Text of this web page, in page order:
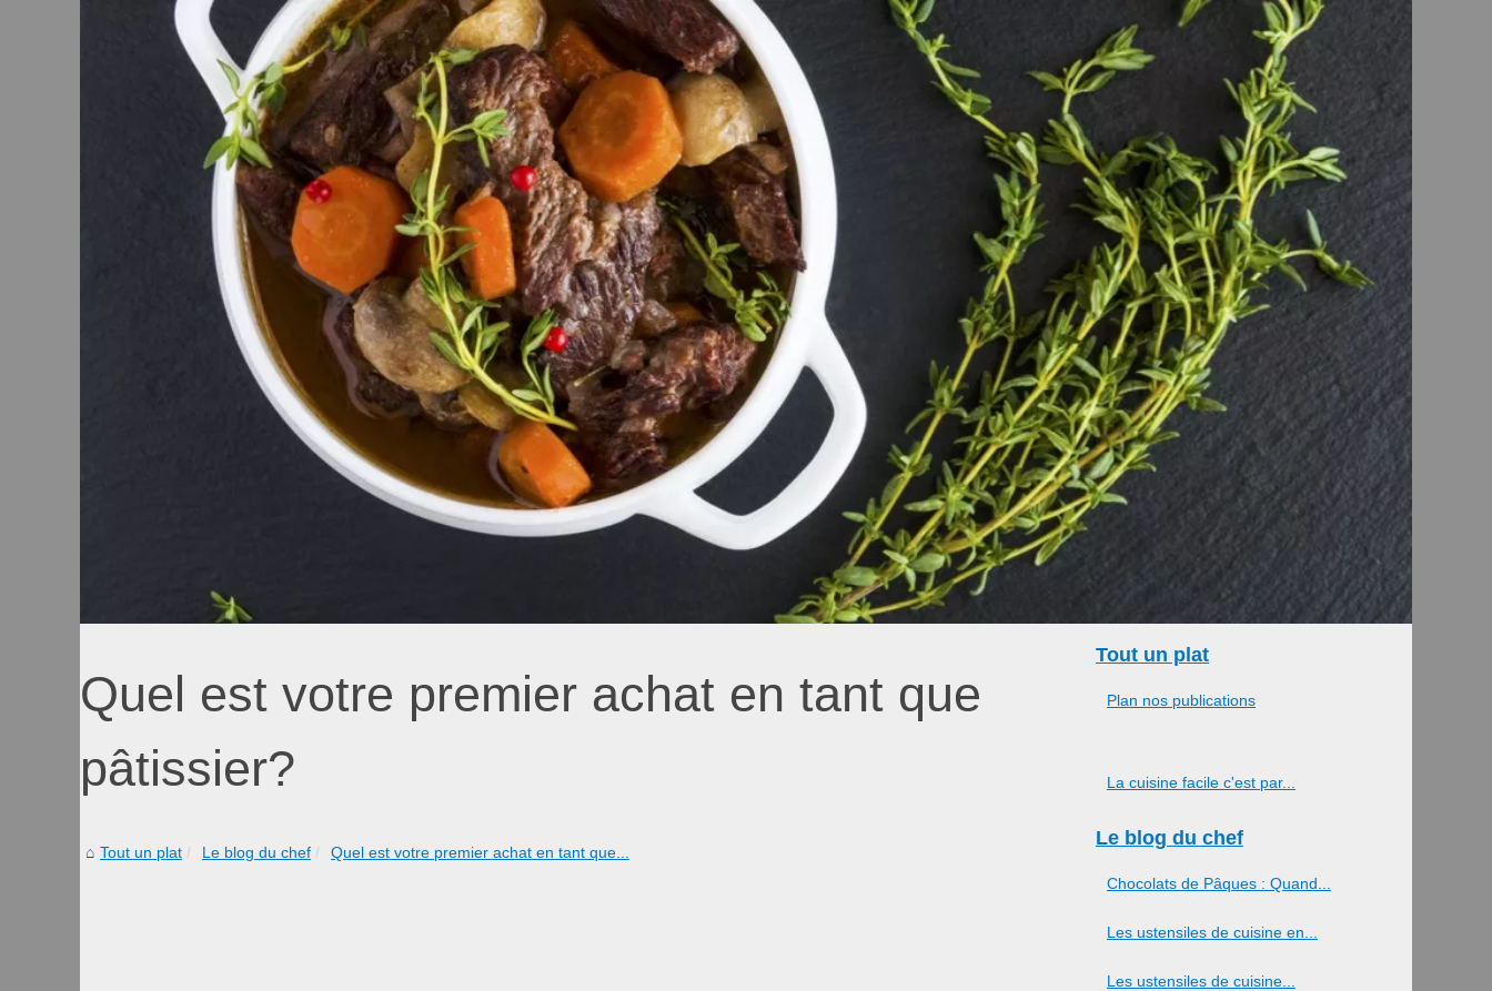
Quel est votre premier achat en tant que
pâtissier?
Tout un plat Le blog du chef Quel est votre premier achat en tant que...
Tout un plat
Plan nos publications
La cuisine facile c'est par...
Le blog du chef
Chocolats de Pâques : Quand...
Les ustensiles de cuisine en...
Les ustensiles de cuisine...